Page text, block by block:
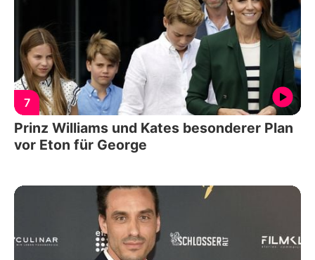
7
Prinz Williams und Kates besonderer Plan
vor Eton für George